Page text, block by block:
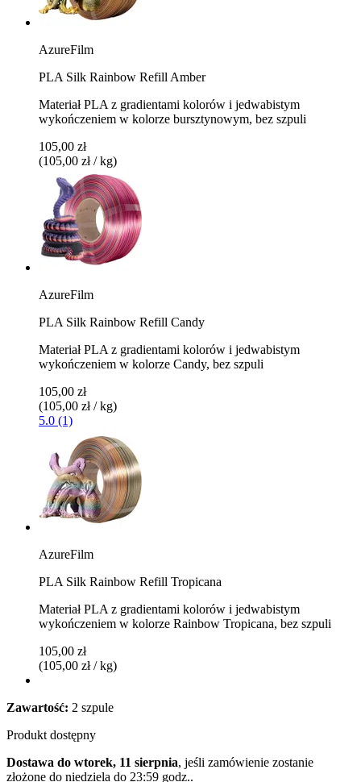
AzureFilm
PLA Silk Rainbow Refill Amber
Materiał PLA z gradientami kolorów i jedwabistym
wykończeniem w kolorze bursztynowym, bez szpuli
105,00 zł
(105,00 zł / kg)
AzureFilm
PLA Silk Rainbow Refill Candy
Materiał PLA z gradientami kolorów i jedwabistym
wykończeniem w kolorze Candy, bez szpuli
105,00 zł
(105,00 zł / kg)
5.0 (1)
AzureFilm
PLA Silk Rainbow Refill Tropicana
Materiał PLA z gradientami kolorów i jedwabistym
wykończeniem w kolorze Rainbow Tropicana, bez szpuli
105,00 zł
(105,00 zł / kg)
Zawartość: 2 szpule
Produkt dostępny
Dostawa do wtorek, 11 sierpnia, jeśli zamówienie zostanie
złożone do niedziela do 23:59 godz..